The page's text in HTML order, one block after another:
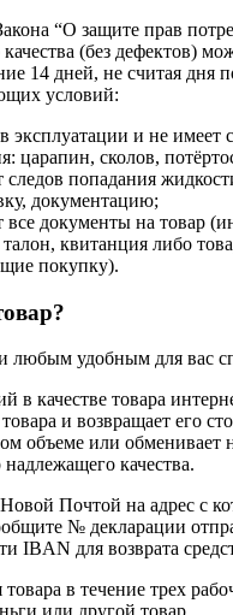
“О защите прав
(без дефектов)
14 дней, не считая дня
условий:
эксплуатации и не имеет
царапин, сколов,
следов попадания
документацию;
все документы на товар
квитанция либо
покупку).
любым удобным для вас
в качестве товара
и возвращает его
объеме или обменивает
качества.
Почтой на адрес с
№ декларации
IBAN для возврата
в течение трех